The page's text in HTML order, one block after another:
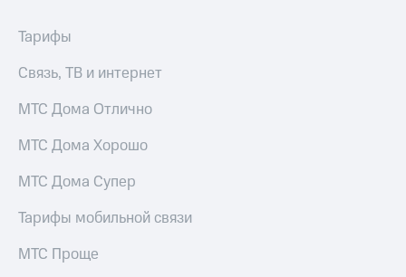
Контроль
аудит
акций
Описание
Программа
приобретения
выкупа
акций
Тарифы
Связь, ТВ и интернет
МТС Дома Отлично
МТС Дома Хорошо
МТС Дома Супер
Тарифы мобильной связи
МТС Проще